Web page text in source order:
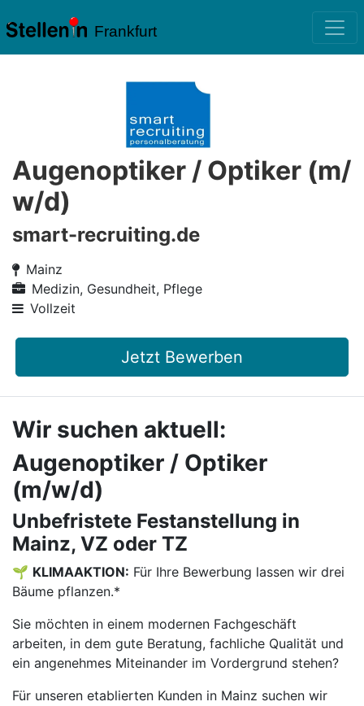
Frankfurt
Augenoptiker / Optiker (m/
w/d)
smart-recruiting.de
Mainz
Medizin, Gesundheit, Pflege
Vollzeit
Jetzt Bewerben
Wir suchen aktuell:
Augenoptiker / Optiker
(m/w/d)
Unbefristete Festanstellung in
Mainz, VZ oder TZ
🌱 KLIMAAKTION: Für Ihre Bewerbung lassen wir drei
Bäume pflanzen.*
Sie möchten in einem modernen Fachgeschäft
arbeiten, in dem gute Beratung, fachliche Qualität und
ein angenehmes Miteinander im Vordergrund stehen?
Für unseren etablierten Kunden in Mainz suchen wir